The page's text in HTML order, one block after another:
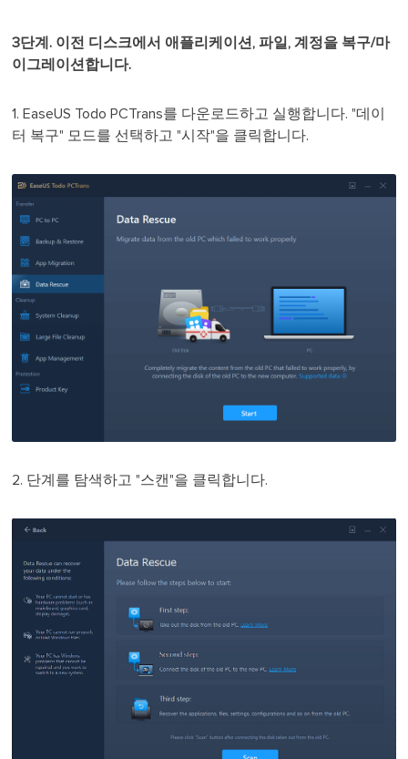
3단계. 이전 디스크에서 애플리케이션, 파일, 계정을 복구/마
이그레이션합니다.
1. EaseUS Todo PCTrans를 다운로드하고 실행합니다. "데이
터 복구" 모드를 선택하고 "시작"을 클릭합니다.
2. 단계를 탐색하고 "스캔"을 클릭합니다.